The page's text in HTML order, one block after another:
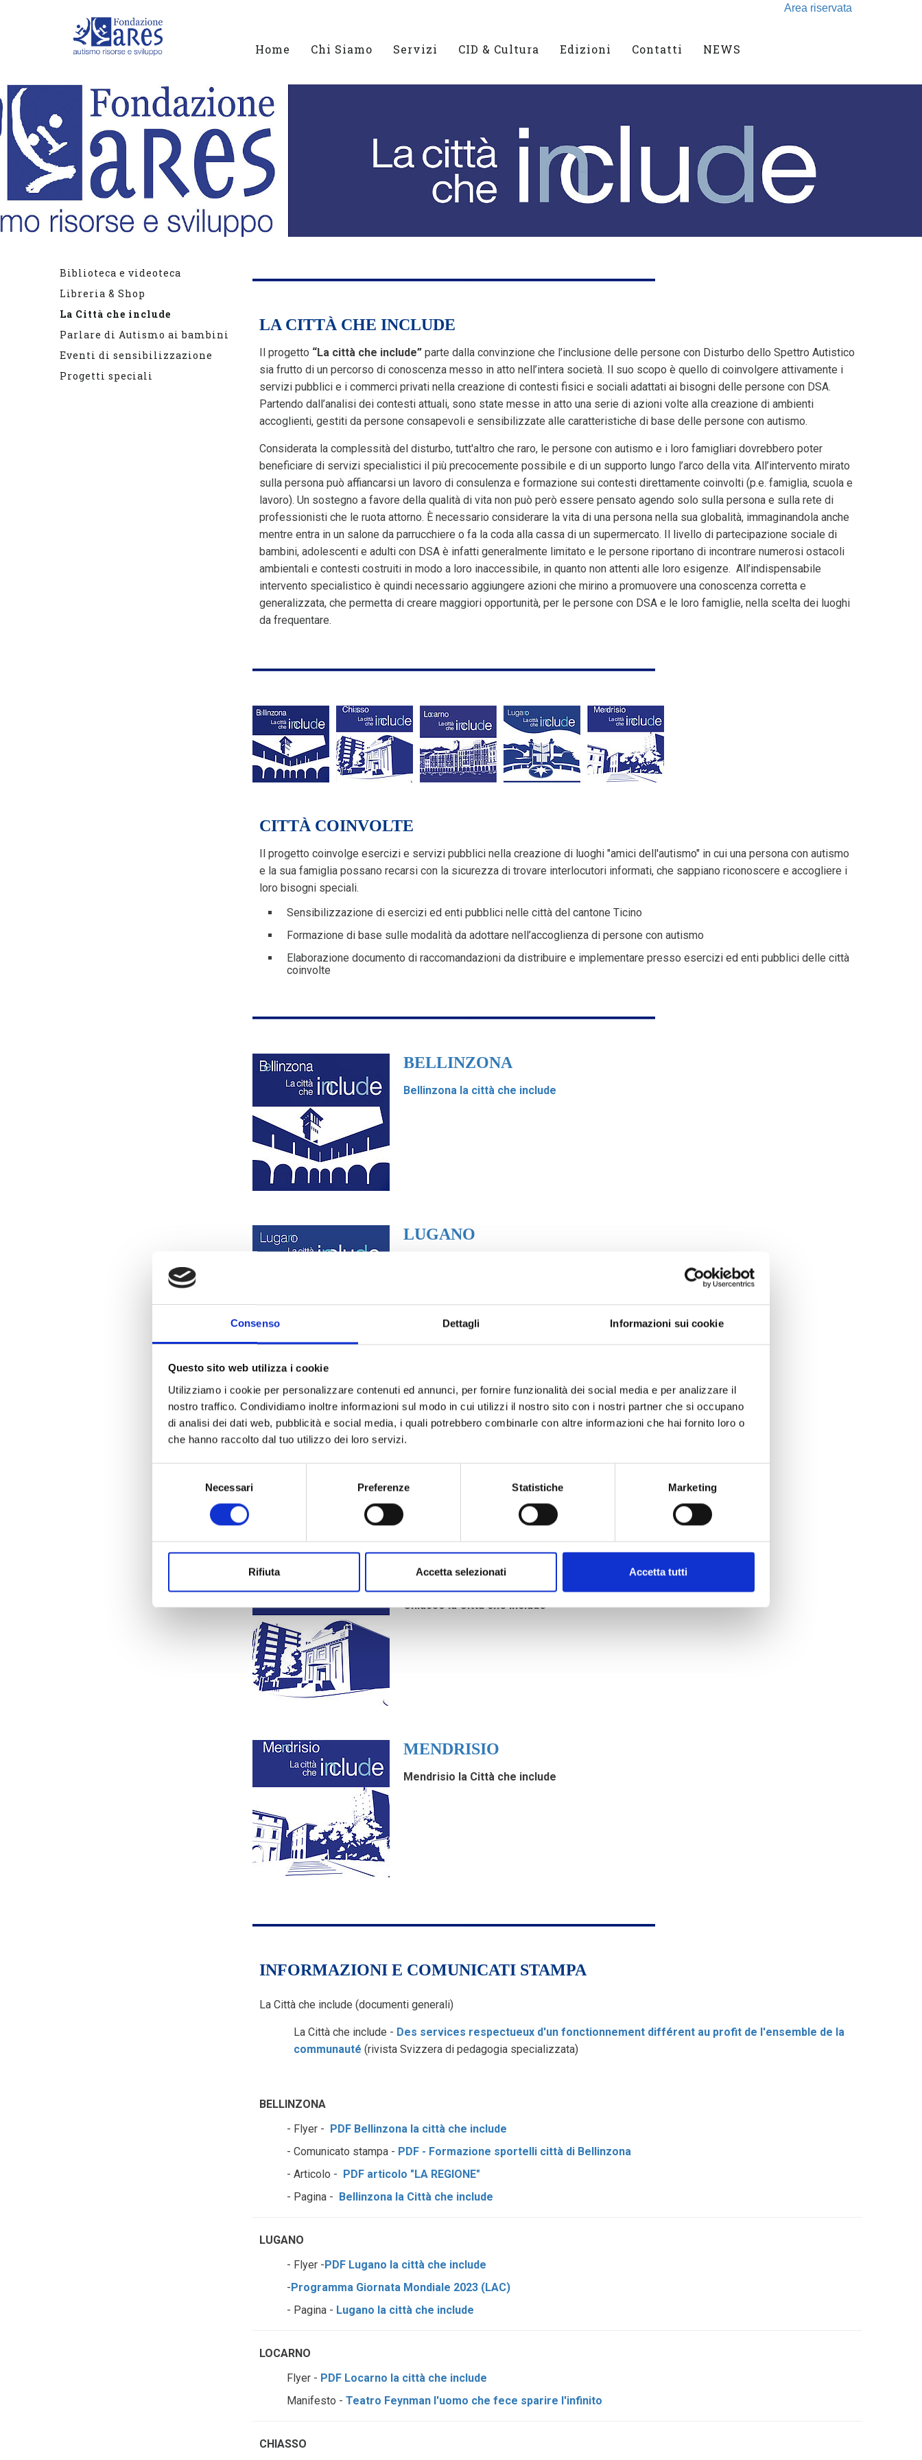
Consenso Dettagli Informazioni sui cookie
Questo sito web utilizza i cookie
Utilizziamo i cookie per personalizzare contenuti ed annunci, per fornire funzionalità dei social media e per analizzare il
nostro traffico. Condividiamo inoltre informazioni sul modo in cui utilizzi il nostro sito con i nostri partner che si occupano
di analisi dei dati web, pubblicità e social media, i quali potrebbero combinarle con altre informazioni che hai fornito loro o
che hanno raccolto dal tuo utilizzo dei loro servizi.
Necessari Preferenze Statistiche Marketing
Rifiuta Accetta selezionati Accetta tutti
Area riservata
Home Chi Siamo Servizi CID & Cultura Edizioni Contatti NEWS
LA CITTÀ CHE INCLUDE
Il progetto “La città che include”parte dalla convinzione che l’inclusione delle persone con Disturbo dello Spettro Autistico
sia frutto di un percorso di conoscenza messo in atto nell’intera società. Il suo scopo è quello di coinvolgere attivamente i
servizi pubblici e i commerci privati nella creazione di contesti fisici e sociali adattati ai bisogni delle persone con DSA.
Partendo dall’analisi dei contesti attuali, sono state messe in atto una serie di azioni volte alla creazione di ambienti
accoglienti, gestiti da persone consapevoli e sensibilizzate alle caratteristiche di base delle persone con autismo.
Considerata la complessità del disturbo, tutt'altro che raro, le persone con autismo e i loro famigliari dovrebbero poter
beneficiare di servizi specialistici il più precocemente possibile e di un supporto lungo l’arco della vita. All’intervento mirato
sulla persona può affiancarsi un lavoro di consulenza e formazione sui contesti direttamente coinvolti (p.e. famiglia, scuola e
lavoro). Un sostegno a favore della qualità di vita non può però essere pensato agendo solo sulla persona e sulla rete di
professionisti che le ruota attorno. È necessario considerare la vita di una persona nella sua globalità, immaginandola anche
mentre entra in un salone da parrucchiere o fa la coda alla cassa di un supermercato. Il livello di partecipazione sociale di
bambini, adolescenti e adulti con DSA è infatti generalmente limitato e le persone riportano di incontrare numerosi ostacoli
ambientali e contesti costruiti in modo a loro inaccessibile, in quanto non attenti alle loro esigenze. All’indispensabile
intervento specialistico è quindi necessario aggiungere azioni che mirino a promuovere una conoscenza corretta e
generalizzata, che permetta di creare maggiori opportunità, per le persone con DSA e le loro famiglie, nella scelta dei luoghi
da frequentare.
CITTÀ COINVOLTE
Il progetto coinvolge esercizi e servizi pubblici nella creazione di luoghi "amici dell'autismo" in cui una persona con autismo
e la sua famiglia possano recarsi con la sicurezza di trovare interlocutori informati, che sappiano riconoscere e accogliere i
loro bisogni speciali.
Sensibilizzazione di esercizi ed enti pubblici nelle città del cantone Ticino
Formazione di base sulle modalità da adottare nell’accoglienza di persone con autismo
Elaborazione documento di raccomandazioni da distribuire e implementare presso esercizi ed enti pubblici delle città
coinvolte
BELLINZONA
Bellinzona la città che include
LUGANO
LOCARNO
Locarno La città che include
CHIASSO
Chiasso la Città che include
MENDRISIO
Mendrisio la Città che include
INFORMAZIONI E COMUNICATI STAMPA
La Città che include (documenti generali)
La Città che include - Des services respectueux d'un fonctionnement différent au profit de l'ensemble de la
communauté (rivista Svizzera di pedagogia specializzata)
BELLINZONA
- Flyer - PDF Bellinzona la città che include
- Comunicato stampa - PDF - Formazione sportelli città di Bellinzona
- Articolo - PDF articolo "LA REGIONE"
- Pagina - Bellinzona la Città che include
LUGANO
- Flyer -PDF Lugano la città che include
-Programma Giornata Mondiale 2023 (LAC)
- Pagina - Lugano la città che include
LOCARNO
Flyer - PDF Locarno la città che include
Manifesto - Teatro Feynman l'uomo che fece sparire l'infinito
CHIASSO
Biblioteca e videoteca
Libreria & Shop
La Città che include
Parlare di Autismo ai bambini
Eventi di sensibilizzazione
Progetti speciali